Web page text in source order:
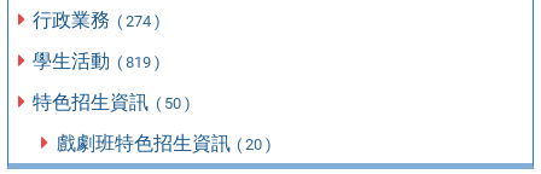
行政業務 ( 274 )
學生活動 ( 819 )
特色招生資訊 ( 50 )
戲劇班特色招生資訊 ( 20 )